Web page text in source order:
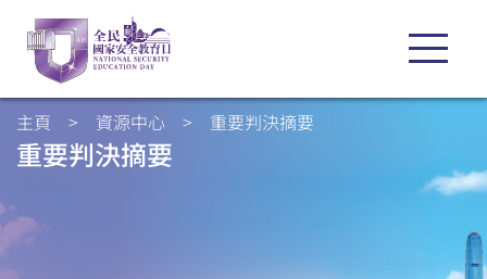
主頁 > 資源中心 > 重要判決摘要
重要判決摘要